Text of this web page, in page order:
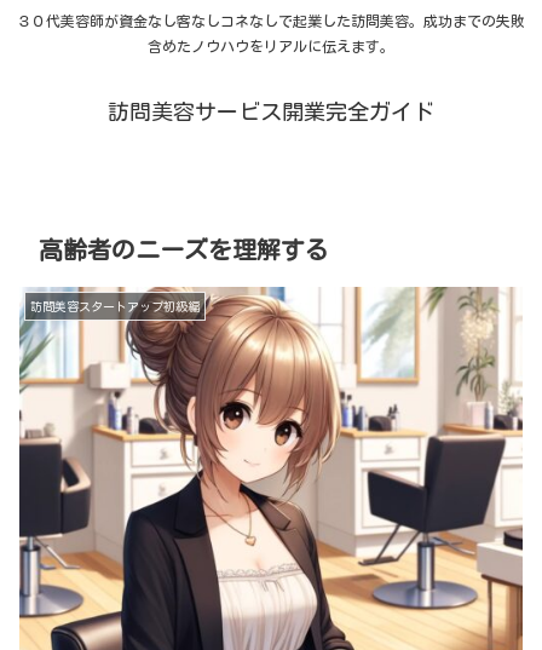
３０代美容師が資金なし客なしコネなしで起業した訪問美容。成功までの失敗
含めたノウハウをリアルに伝えます。
訪問美容サービス開業完全ガイド
高齢者のニーズを理解する
訪問美容スタートアップ初級編